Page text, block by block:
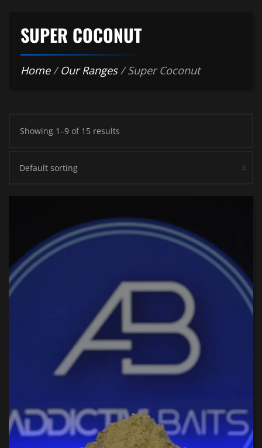
SUPER COCONUT
Home/Our Ranges/ Super Coconut
Showing 1–9 of 15 results